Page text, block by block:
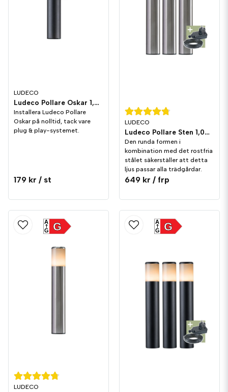
LUDECO
Ludeco Pollare Oskar 1,5W 150lm IP44
Installera Ludeco Pollare
Oskar på nolltid, tack vare
plug & play-systemet.
179 kr / st
LUDECO
Ludeco Pollare Sten 1,0W 90lm IP44 3-pack
Den runda formen i
kombination med det rostfria
stålet säkerställer att detta
ljus passar alla trädgårdar.
649 kr / frp
LUDECO
G
A
G G
A
G